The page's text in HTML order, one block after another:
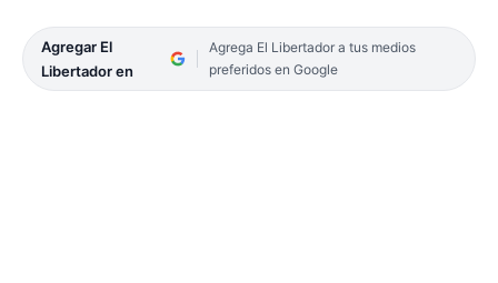
Agregar El
Libertador en
Agrega El Libertador a tus medios
preferidos en Google